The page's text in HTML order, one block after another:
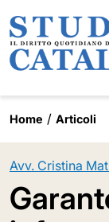
Home Articoli
Avv. Cristina